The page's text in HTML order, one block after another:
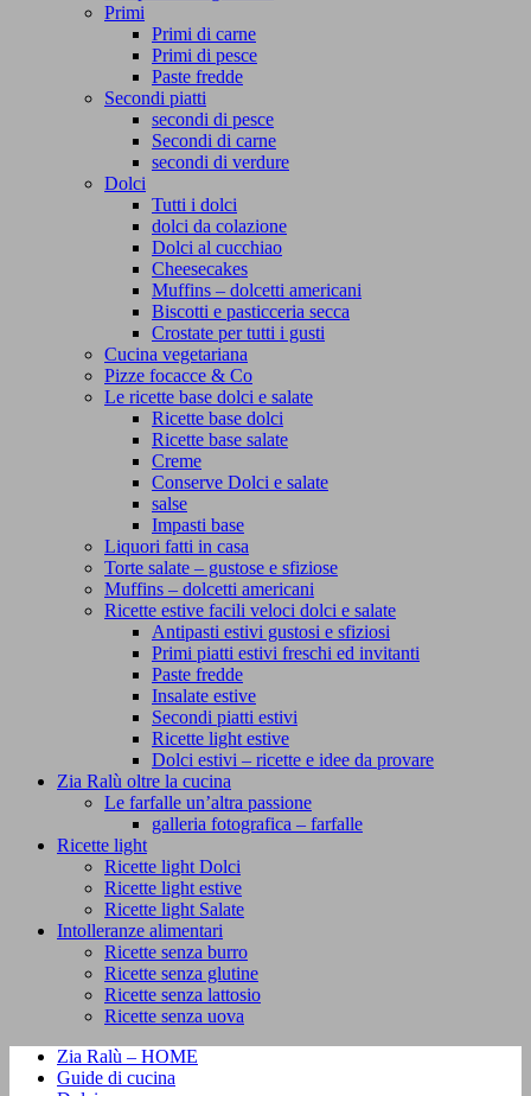
Primi
Primi di carne
Primi di pesce
Paste fredde
Secondi piatti
secondi di pesce
Secondi di carne
secondi di verdure
Dolci
Tutti i dolci
dolci da colazione
Dolci al cucchiao
Cheesecakes
Muffins – dolcetti americani
Biscotti e pasticceria secca
Crostate per tutti i gusti
Cucina vegetariana
Pizze focacce & Co
Le ricette base dolci e salate
Ricette base dolci
Ricette base salate
Creme
Conserve Dolci e salate
salse
Impasti base
Liquori fatti in casa
Torte salate – gustose e sfiziose
Muffins – dolcetti americani
Ricette estive facili veloci dolci e salate
Antipasti estivi gustosi e sfiziosi
Primi piatti estivi freschi ed invitanti
Paste fredde
Insalate estive
Secondi piatti estivi
Ricette light estive
Dolci estivi – ricette e idee da provare
Zia Ralù oltre la cucina
Le farfalle un’altra passione
galleria fotografica – farfalle
Ricette light
Ricette light Dolci
Ricette light estive
Ricette light Salate
Intolleranze alimentari
Ricette senza burro
Ricette senza glutine
Ricette senza lattosio
Ricette senza uova
Zia Ralù – HOME
Guide di cucina